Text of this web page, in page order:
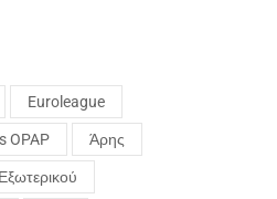
Euroleague
OPAP Άρης